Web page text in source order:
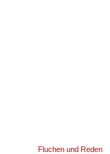
Fluchen und Reden